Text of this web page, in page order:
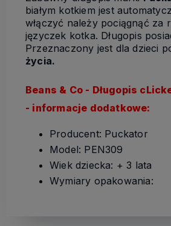
białym kotkiem jest
włączyć należy pociągnąć za
języczek kotka. Długopis
Przeznaczony jest dla dzieci
życia.
Beans & Co - Długopis
- informacje dodatkowe:
Producent: Puckator
Model: PEN309
Wiek dziecka: + 3 lata
Wymiary opakowania: